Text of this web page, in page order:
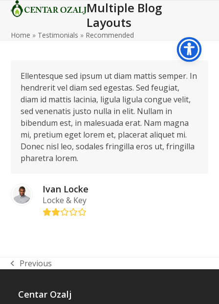
SkipOpen
menu
Close
menu
Multiple Blog
Layouts
Home » Testimonials » Recommended
Ellentesque sed ipsum ut diam mattis semper. In
hendrerit vel diam sed egestas. Sed feugiat,
diam id mattis lacinia, ligula ligula congue velit,
sed venenatis justo nulla in elit. Nullam in
bibendum est, in malesuada erat. Nam magna
mi, pretium eget lorem et, placerat aliquet mi.
Donec nisl leo, sodales fringilla eros ut, fringilla
pharetra lorem.
Ivan Locke
Locke & Key
Rating:
previous
Previous
Centar Ozalj